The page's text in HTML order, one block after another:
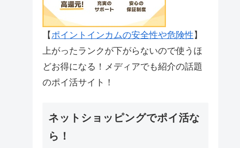
【ポイントインカムの安全性や危険性 】
上がったランクが下がらないので使うほ
どお得になる！メディアでも紹介の話題
のポイ活サイト！
ネットショッピングでポイ活な
ら！